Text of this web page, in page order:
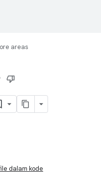
areas
dalam kode